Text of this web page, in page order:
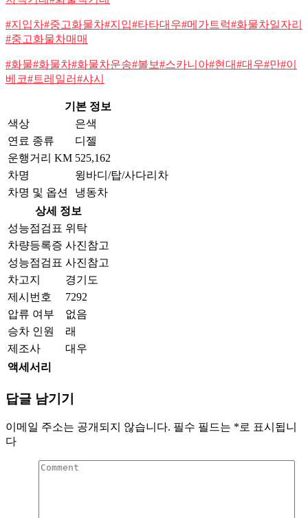
#지입차#중고화물차#지입#타타대우#메가트럭#화물차일자리
#중고화물차매매
#화물#화물차#화물차운송#볼보#스카니아#현대#대우#만#이
베코#트레일러#샤시
기본 정보
색상
은색
연료 종류
디젤
운행거리 KM 525,162
차명
윙바디/탑/사다리차
차명 및 옵션
냉동차
상세 정보
성능점검표 위탁
차량등록증 사진참고
성능점검표 사진참고
차고지
경기도
제시번호
7292
압류 여부
없음
승차 인원
래
제조사
대우
액세서리
답글 남기기
이메일 주소는 공개되지 않습니다. 필수 필드는 *로 표시됩니
다